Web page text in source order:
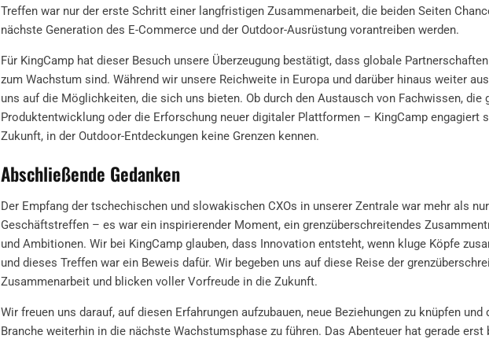
Treffen war nur der erste Schritt einer langfristigen Zusammenarbeit, die beiden Seiten
nächste Generation des E-Commerce und der Outdoor-Ausrüstung vorantreiben werden.
Für KingCamp hat dieser Besuch unsere Überzeugung bestätigt, dass globale
zum Wachstum sind. Während wir unsere Reichweite in Europa und darüber hinaus weiter
uns auf die Möglichkeiten, die sich uns bieten. Ob durch den Austausch von Fachwissen, die
Produktentwicklung oder die Erforschung neuer digitaler Plattformen – KingCamp engagiert
Zukunft, in der Outdoor-Entdeckungen keine Grenzen kennen.
Abschließende Gedanken
Der Empfang der tschechischen und slowakischen CXOs in unserer Zentrale war mehr als
Geschäftstreffen – es war ein inspirierender Moment, ein grenzüberschreitendes
und Ambitionen. Wir bei KingCamp glauben, dass Innovation entsteht, wenn kluge Köpfe
und dieses Treffen war ein Beweis dafür. Wir begeben uns auf diese Reise der
Zusammenarbeit und blicken voller Vorfreude in die Zukunft.
Wir freuen uns darauf, auf diesen Erfahrungen aufzubauen, neue Beziehungen zu knüpfen und
Branche weiterhin in die nächste Wachstumsphase zu führen. Das Abenteuer hat gerade erst